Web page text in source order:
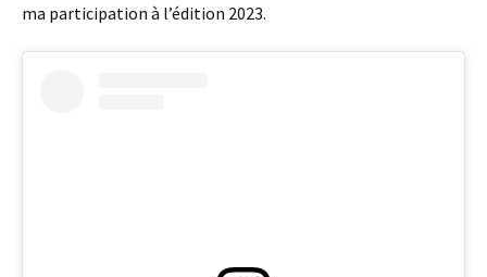
ma participation à l’édition 2023.